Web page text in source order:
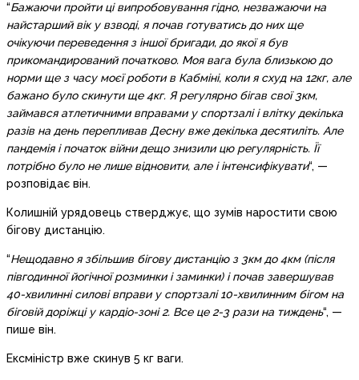
“Бажаючи пройти ці випробовування гідно, незважаючи на
найстарший вік у взводі, я почав готуватись до них ще
очікуючи переведення з іншої бригади, до якої я був
прикомандирований початково. Моя вага була близькою до
норми ще з часу моєї роботи в Кабміні, коли я схуд на 12кг, але
бажано було скинути ще 4кг. Я регулярно бігав свої 3км,
займався атлетичними вправами у спортзалі і влітку декілька
разів на день перепливав Десну вже декілька десятиліть. Але
пандемія і початок війни дещо знизили цю регулярність. Її
потрібно було не лише відновити, але і інтенсифікувати“, —
розповідає він.
Колишній урядовець стверджує, що зумів наростити свою
бігову дистанцію.
“Нещодавно я збільшив бігову дистанцію з 3км до 4км (після
півгодинної йогічної розминки і заминки) і почав завершував
40-хвилинні силові вправи у спортзалі 10-хвилинним бігом на
біговій доріжці у кардіо-зоні 2. Все це 2-3 рази на тиждень“, —
пише він.
Ексміністр вже скинув 5 кг ваги.